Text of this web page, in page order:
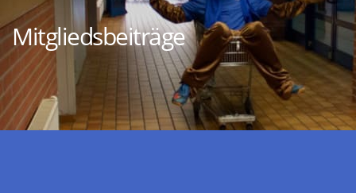
Mitgliedsbeiträge